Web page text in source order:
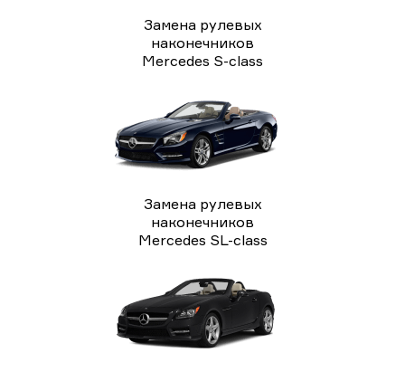
Замена рулевых
наконечников
Mercedes S-class
Замена рулевых
наконечников
Mercedes SL-class